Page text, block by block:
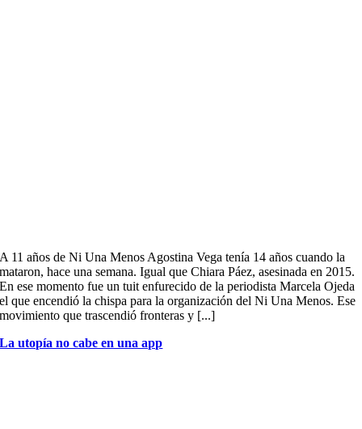
A 11 años de Ni Una Menos Agostina Vega tenía 14 años cuando la
mataron, hace una semana. Igual que Chiara Páez, asesinada en 2015.
En ese momento fue un tuit enfurecido de la periodista Marcela Ojeda
el que encendió la chispa para la organización del Ni Una Menos. Ese
movimiento que trascendió fronteras y [...]
La utopía no cabe en una app